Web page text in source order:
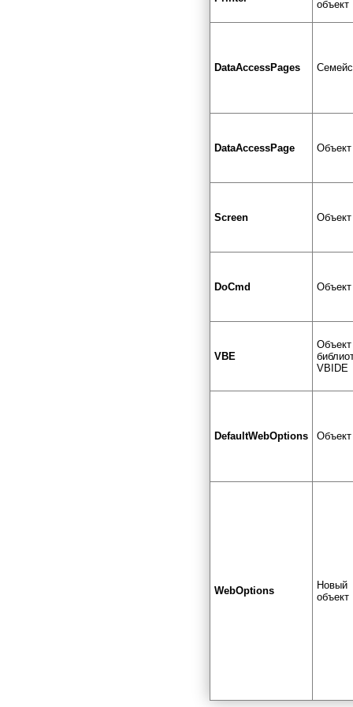
объект
DataAccessPages
DataAccessPage Объект
Screen Объект
DoCmd Объект
VBE
Объект
VBIDE
DefaultWebOptions Объект
WebOptions
Новый
объект